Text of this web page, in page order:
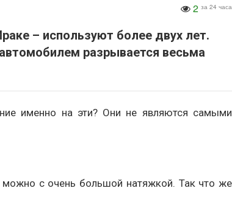
2 за 24 часа
– используют более двух лет.
разрывается весьма
именно на эти? Они не являются самыми
с очень большой натяжкой. Так что же